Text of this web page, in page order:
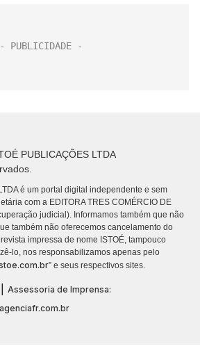
PUBLICAÇÕES LTDA
é um portal digital independente e sem
com a EDITORA TRES COMÉRCIO DE
judicial). Informamos também que não
também não oferecemos cancelamento do
impressa de nome ISTOÉ, tampouco
lo, nos responsabilizamos apenas pelo
” e seus respectivos sites.
Assessoria de Imprensa: